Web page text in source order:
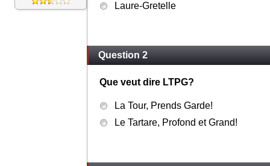
Laure-Gretelle
Question 2
Que veut dire LTPG?
La Tour, Prends Garde!
Le Tartare, Profond et Grand!